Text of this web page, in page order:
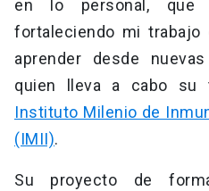
en lo personal, que
fortaleciendo mi
aprender desde
quien lleva a cabo su
Instituto Milenio de
(IMII).
Su proyecto de